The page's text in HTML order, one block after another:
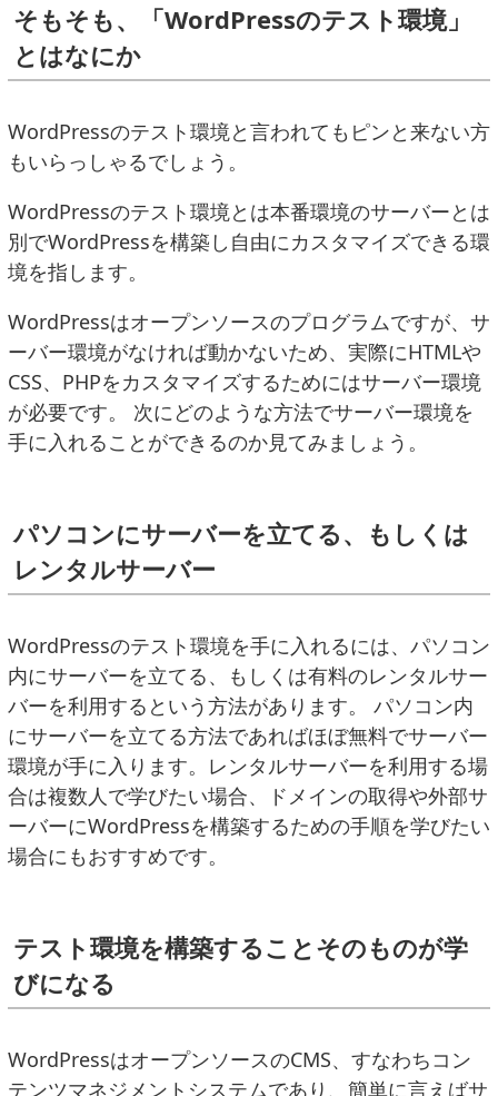
そもそも、「WordPressのテスト環境」
とはなにか
WordPressのテスト環境と言われてもピンと来ない方
もいらっしゃるでしょう。
WordPressのテスト環境とは本番環境のサーバーとは
別でWordPressを構築し自由にカスタマイズできる環
境を指します。
WordPressはオープンソースのプログラムですが、サ
ーバー環境がなければ動かないため、実際にHTMLや
CSS、PHPをカスタマイズするためにはサーバー環境
が必要です。 次にどのような方法でサーバー環境を
手に入れることができるのか見てみましょう。
パソコンにサーバーを立てる、もしくは
レンタルサーバー
WordPressのテスト環境を手に入れるには、パソコン
内にサーバーを立てる、もしくは有料のレンタルサー
バーを利用するという方法があります。 パソコン内
にサーバーを立てる方法であればほぼ無料でサーバー
環境が手に入ります。レンタルサーバーを利用する場
合は複数人で学びたい場合、ドメインの取得や外部サ
ーバーにWordPressを構築するための手順を学びたい
場合にもおすすめです。
テスト環境を構築することそのものが学
びになる
WordPressはオープンソースのCMS、すなわちコン
テンツマネジメントシステムであり、簡単に言えばサ